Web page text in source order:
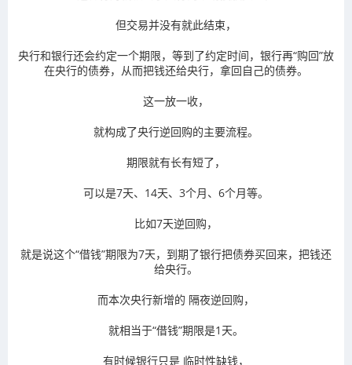
但交易并没有就此结束，
央行和银行还会约定一个期限，等到了约定时间，银行再“购回”放
在央行的债券，从而把钱还给央行，拿回自己的债券。
这一放一收，
就构成了央行逆回购的主要流程。
期限就有长有短了，
可以是7天、14天、3个月、6个月等。
比如7天逆回购，
就是说这个“借钱”期限为7天，到期了银行把债券买回来，把钱还
给央行。
而本次央行新增的 隔夜逆回购，
就相当于“借钱”期限是1天。
有时候银行只是 临时性缺钱，